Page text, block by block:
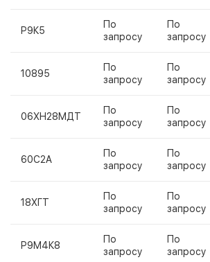
Р9К5
По
запросу
По
запросу
10895
По
запросу
По
запросу
06ХН28МДТ
По
запросу
По
запросу
60С2А
По
запросу
По
запросу
18ХГТ
По
запросу
По
запросу
Р9М4К8
По
запросу
По
запросу